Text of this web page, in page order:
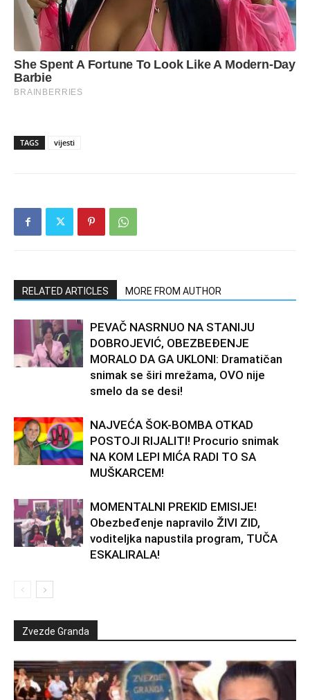
TAGS vijesti
RELATED ARTICLES MORE FROM AUTHOR
PEVAČ NASRNUO NA STANIJU
DOBROJEVIĆ, OBEZBEĐENJE
MORALO DA GA UKLONI: Dramatičan
snimak se širi mrežama, OVO nije
smelo da se desi!
NAJVEĆA ŠOK-BOMBA OTKAD
POSTOJI RIJALITI! Procurio snimak
NA KOM LEPI MIĆA RADI TO SA
MUŠKARCEM!
MOMENTALNI PREKID EMISIJE!
Obezbeđenje napravilo ŽIVI ZID,
voditeljka napustila program, TUČA
ESKALIRALA!
Zvezde Granda